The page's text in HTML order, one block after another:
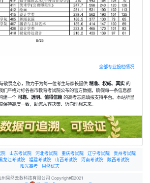
全部专业投档情况
敬畏之心，致力于为每一位考生与家长提供 精准、权威、真实的
们严格对标各省市教育考试院公布的官方数据，确保每一条信息都
建一个 可靠、透明、值得信赖 的高考志愿填报支持平台。本站所呈
持高度一致，助您从容决策、迈向理想未来。
院 山东考试院 河北考试院 重庆考试院 辽宁考试院
贵州考试院
龙江考试院 福建考试院 山西考试院 河南考试院
陕西考试院
阳光高考
果然优志
州果然云数科技有限公司 Copyright 2021